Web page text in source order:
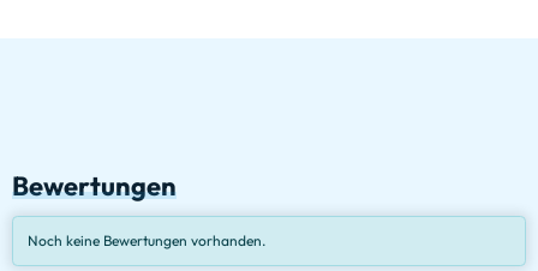
Bewertungen
Noch keine Bewertungen vorhanden.